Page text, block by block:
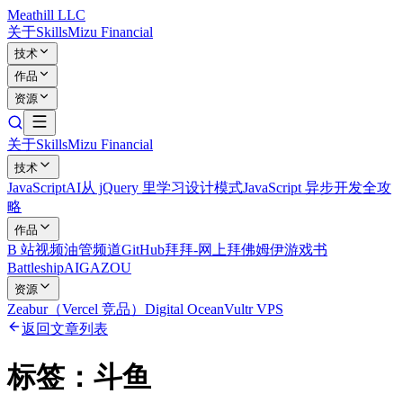
Meathill LLC
关于SkillsMizu Financial
技术
作品
资源
关于SkillsMizu Financial
技术
JavaScriptAI从 jQuery 里学习设计模式JavaScript 异步开发全攻
略
作品
B 站视频油管频道GitHub拜拜-网上拜佛姆伊游戏书
BattleshipAIGAZOU
资源
Zeabur（Vercel 竞品） Digital OceanVultr VPS
返回文章列表
标签： 斗鱼